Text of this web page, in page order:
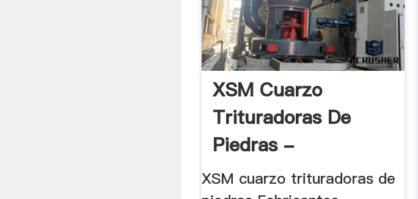
XSM Cuarzo
Trituradoras De
Piedras -
Trituradora .
XSM cuarzo trituradoras de